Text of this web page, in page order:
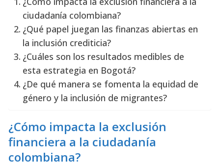
ciudadanía colombiana?
¿Qué papel juegan las finanzas abiertas en
la inclusión crediticia?
¿Cuáles son los resultados medibles de
esta estrategia en Bogotá?
¿De qué manera se fomenta la equidad de
género y la inclusión de migrantes?
¿Cómo impacta la exclusión
financiera a la ciudadanía
colombiana?